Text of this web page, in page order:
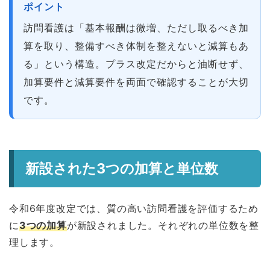
ポイント
訪問看護は「基本報酬は微増、ただし取るべき加
算を取り、整備すべき体制を整えないと減算もあ
る」という構造。プラス改定だからと油断せず、
加算要件と減算要件を両面で確認することが大切
です。
新設された3つの加算と単位数
令和6年度改定では、質の高い訪問看護を評価するため
に3つの加算が新設されました。それぞれの単位数を整
理します。